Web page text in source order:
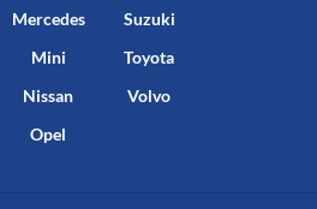
Mercedes
Mini
Nissan
Opel
Suzuki
Toyota
Volvo